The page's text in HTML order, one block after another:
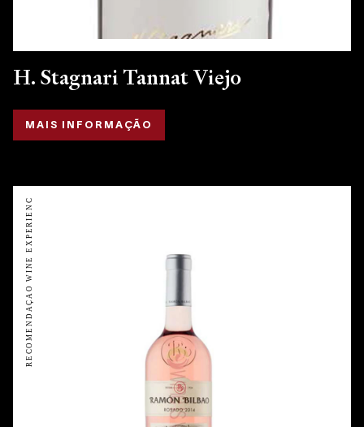
H. Stagnari Tannat Viejo
MAIS INFORMAÇÃO